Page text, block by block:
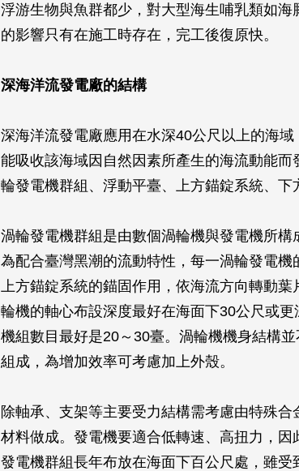
浮游生物與魚群都少，對大型海生哺乳類如
的影響只有在施工時存在，完工後復原快。
深海洋流發電廠的結構
深海洋流發電廠應用在水深40公尺以上的海
能吸收該海域因自然因素所產生的海流動能
輪發電機群組、浮動平臺、上方錨錠系統、下
渦輪發電機群組是由數個渦輪機與發電機所構
為配合臺灣黑潮的流動特性，每一渦輪發電機
上方錨錠系統的錨固作用，依海流方向轉動
輪機的軸心布設深度最好在海面下30公尺或
機組數目最好是20～30臺。渦輪機機身結構
組成，為增加效率可考慮加上外殼。
除軸承、支架等主要受力結構需考慮由特殊
材料做成。發電機要適合低轉速、高扭力，
發電機群組長年布放在海面下百公尺處，雖